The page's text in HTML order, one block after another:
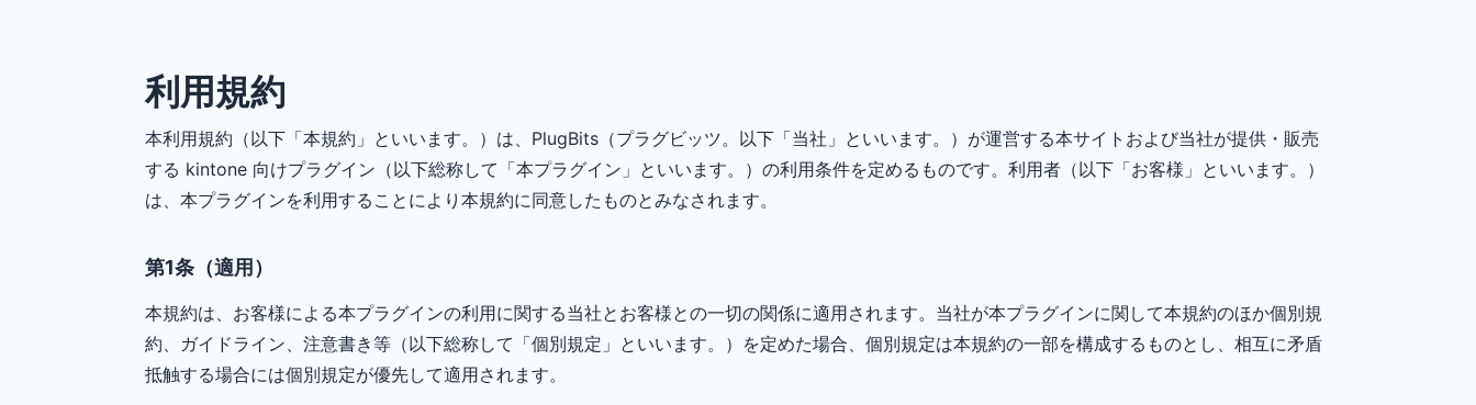
利用規約
本利用規約（以下「本規約」といいます。）は、PlugBits（プラグビッツ。以下「当社」といいます。）が運営する本サイトおよび当社が提供・販売
する kintone 向けプラグイン（以下総称して「本プラグイン」といいます。）の利用条件を定めるものです。利用者（以下「お客様」といいます。）
は、本プラグインを利用することにより本規約に同意したものとみなされます。
第1条（適用）
本規約は、お客様による本プラグインの利用に関する当社とお客様との一切の関係に適用されます。当社が本プラグインに関して本規約のほか個別規
約、ガイドライン、注意書き等（以下総称して「個別規定」といいます。）を定めた場合、個別規定は本規約の一部を構成するものとし、相互に矛盾
抵触する場合には個別規定が優先して適用されます。